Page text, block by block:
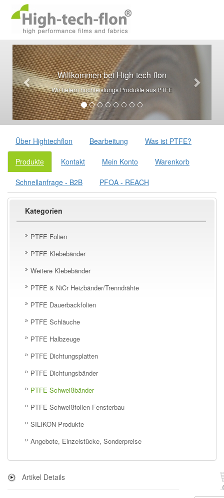
Willkommen bei High-tech-flon
Wir liefern hochleistungs Produkte aus PTFE
Über Hightechflon Bearbeitung Was ist PTFE?
Produkte Kontakt Mein Konto Warenkorb
Schnellanfrage - B2B PFOA - REACH
Kategorien
PTFE Folien
PTFE Klebebänder
Weitere Klebebänder
PTFE & NiCr Heizbänder/Trenndrähte
PTFE Dauerbackfolien
PTFE Schläuche
PTFE Halbzeuge
PTFE Dichtungsplatten
PTFE Dichtungsbänder
PTFE Schweißbänder
PTFE Schweißfolien Fensterbau
SILIKON Produkte
Angebote, Einzelstücke, Sonderpreise
Artikel Details